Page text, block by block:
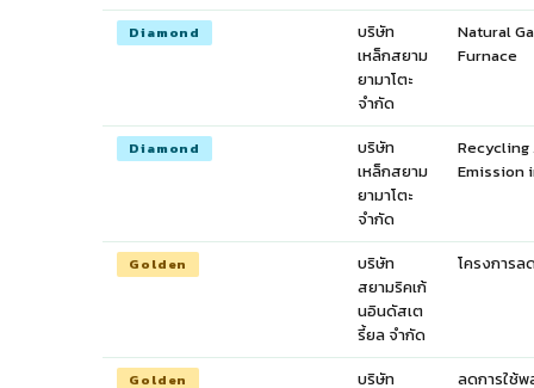
Diamond
บริษัท
เหล็กสยาม
ยามาโตะ
จำกัด
Natural
Furnace
Diamond
บริษัท
เหล็กสยาม
ยามาโตะ
จำกัด
Emission
Golden
บริษัท
สยามริคเก้
นอินดัสเต
รี้ยล จำกัด
โครงการล
Golden
บริษัท
ลดการใช้